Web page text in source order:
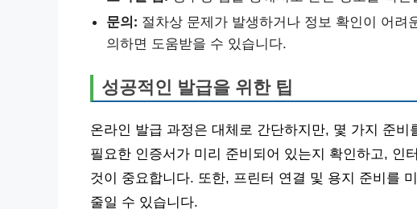
문의: 절차상 문제가 발생하거나 정보 확인이 어
의하면 도움받을 수 있습니다.
성공적인 발급을 위한 팁
온라인 발급 과정은 대체로 간단하지만, 몇 가지 준
필요한 인증서가 미리 준비되어 있는지 확인하고, 인
것이 중요합니다. 또한, 프린터 연결 및 용지 준비를
줄일 수 있습니다.